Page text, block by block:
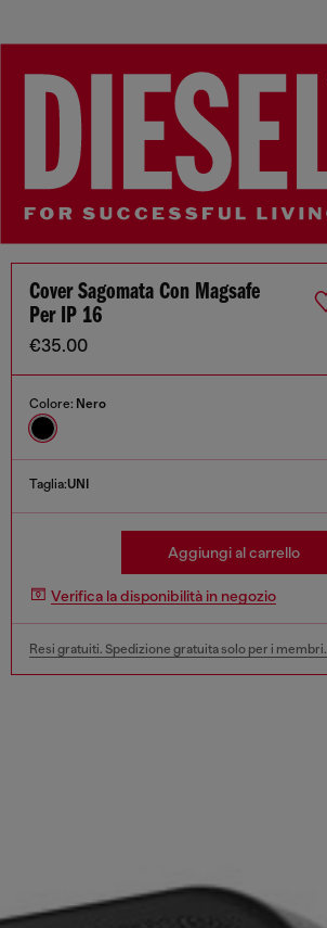
Cover Sagomata Con Magsafe
Per IP 16
€35.00
Colore: Nero
Taglia:UNI
Aggiungi al carrello
Verifica la disponibilità in negozio
Resi gratuiti. Spedizione gratuita solo per i membri.